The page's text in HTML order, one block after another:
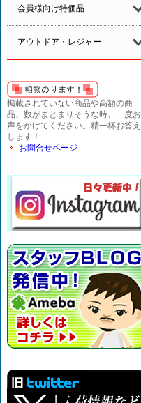
会員様向け特価品
アウトドア・レジャー
掲載されていない商品や高額の商
品、数がまとまりそうな時、一度お
声をかけてください。精一杯お答え
します！
お問合せページ